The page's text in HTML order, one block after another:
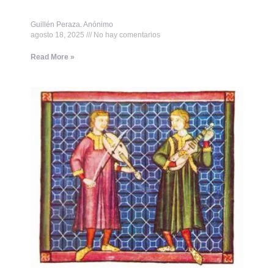
Guillén Peraza. Anónimo
agosto 18, 2025
No hay comentarios
Read More »